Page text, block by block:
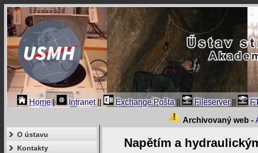
Home| Intranet|| Exchange Pošta Fileserver||
Archivovaný web -
O ústavu
Kontakty
Napětím a